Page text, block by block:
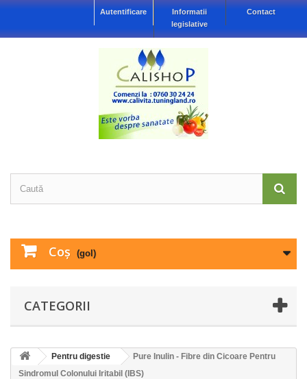
Contact
Informatii
legislative
Autentificare
Coş (gol)
CATEGORII
Pentru digestie
Pure Inulin - Fibre din Cicoare Pentru
Sindromul Colonului Iritabil (IBS)